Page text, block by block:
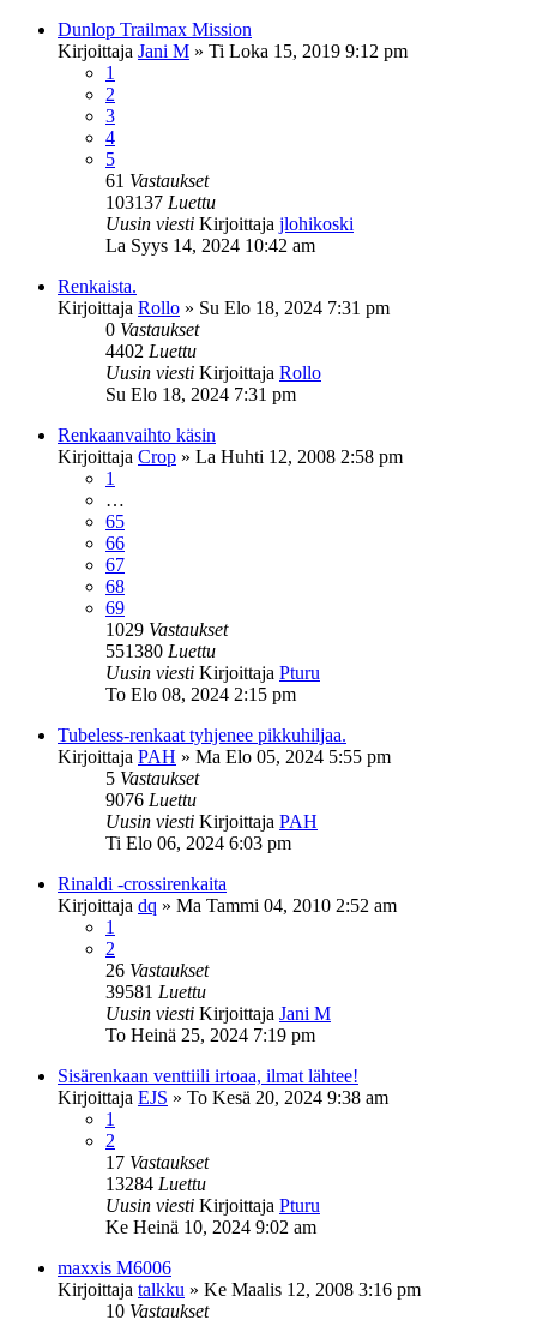
Dunlop Trailmax Mission
Kirjoittaja Jani M » Ti Loka 15, 2019 9:12 pm
1
2
3
4
5
61 Vastaukset
103137 Luettu
Uusin viesti Kirjoittaja jlohikoski
La Syys 14, 2024 10:42 am
Renkaista.
Kirjoittaja Rollo » Su Elo 18, 2024 7:31 pm
0 Vastaukset
4402 Luettu
Uusin viesti Kirjoittaja Rollo
Su Elo 18, 2024 7:31 pm
Renkaanvaihto käsin
Kirjoittaja Crop » La Huhti 12, 2008 2:58 pm
1
…
65
66
67
68
69
1029 Vastaukset
551380 Luettu
Uusin viesti Kirjoittaja Pturu
To Elo 08, 2024 2:15 pm
Tubeless-renkaat tyhjenee pikkuhiljaa.
Kirjoittaja PAH » Ma Elo 05, 2024 5:55 pm
5 Vastaukset
9076 Luettu
Uusin viesti Kirjoittaja PAH
Ti Elo 06, 2024 6:03 pm
Rinaldi -crossirenkaita
Kirjoittaja dq » Ma Tammi 04, 2010 2:52 am
1
2
26 Vastaukset
39581 Luettu
Uusin viesti Kirjoittaja Jani M
To Heinä 25, 2024 7:19 pm
Sisärenkaan venttiili irtoaa, ilmat lähtee!
Kirjoittaja EJS » To Kesä 20, 2024 9:38 am
1
2
17 Vastaukset
13284 Luettu
Uusin viesti Kirjoittaja Pturu
Ke Heinä 10, 2024 9:02 am
maxxis M6006
Kirjoittaja talkku » Ke Maalis 12, 2008 3:16 pm
10 Vastaukset